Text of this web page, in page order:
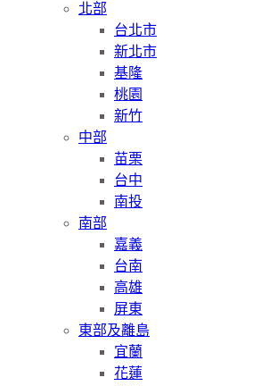
北部
台北市
新北市
基隆
桃園
新竹
中部
苗栗
台中
南投
南部
嘉義
台南
高雄
屏東
東部及離島
宜蘭
花蓮